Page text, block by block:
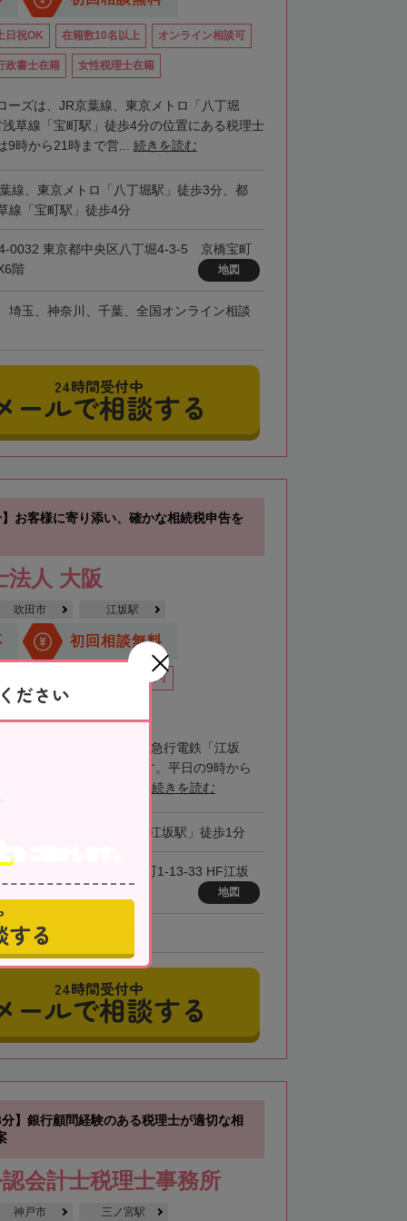
日祝OK 在籍数10名以上 オンライン相談可
政書士在籍 女性税理士在籍
ーズは、JR京葉線、東京メトロ「八丁堀
草線「宝町駅」徒歩4分の位置にある税理士
9時から21時まで営... 続きを読む
線、東京メトロ「八丁堀駅」徒歩3分、都
線「宝町駅」徒歩4分
0032 東京都中央区八丁堀4-3-5 京橋宝町
階
地図
埼玉、神奈川、千葉、全国オンライン相談
24時間受付中
ールで相談する
お客様に寄り添い、確かな相続税申告を
法人 大阪
吹田市 江坂駅
初回相談無料
オンライン相談可
性税理士在籍
は、大阪メトロ・北大阪急行電鉄「江坂
置にある税理士法人です。平日の9時から
続きを読む
トロ・北大阪急行電鉄「江坂駅」徒歩1分
0063 大阪府吹田市江坂町1-13-33 HF江坂
地図
全国オンライン相談可
24時間受付中
ールで相談する
】銀行顧問経験のある税理士が適切な相
会計士税理士事務所
神戸市 三ノ宮駅
ださい
る